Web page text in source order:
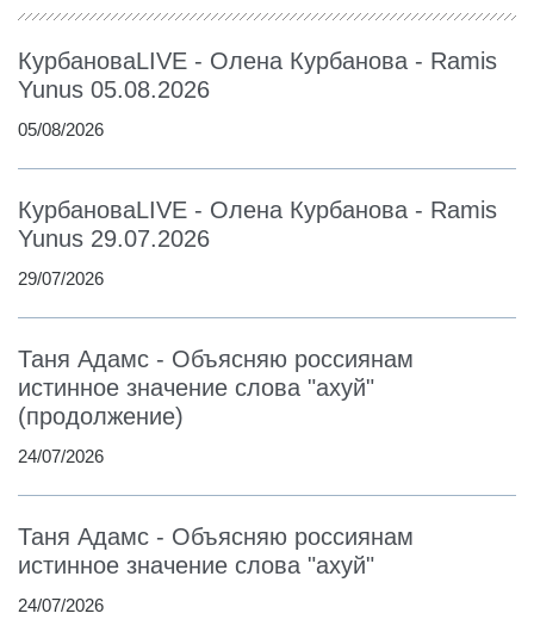
КурбановаLIVE - Олена Курбанова - Ramis
Yunus 05.08.2026
05/08/2026
КурбановаLIVE - Олена Курбанова - Ramis
Yunus 29.07.2026
29/07/2026
Таня Адамс - Объясняю россиянам
истинное значение слова "ахуй"
(продолжение)
24/07/2026
Таня Адамс - Объясняю россиянам
истинное значение слова "ахуй"
24/07/2026